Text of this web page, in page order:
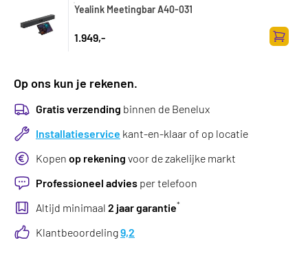
Yealink Meetingbar A40-031
1.949,-
Zum
Op ons kun je rekenen.
Gratis verzending binnen de Benelux
Installatieservice kant-en-klaar of op locatie
Kopen op rekening voor de zakelijke markt
Professioneel advies per telefoon
Altijd minimaal 2 jaar garantie*
Klantbeoordeling9,2